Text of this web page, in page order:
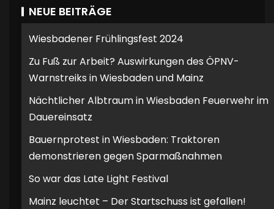
NEUE BEITRÄGE
Wiesbadener Frühlingsfest 2024
Zu Fuß zur Arbeit? Auswirkungen des ÖPNV-
Warnstreiks in Wiesbaden und Mainz
Nächtlicher Albtraum in Wiesbaden Feuerwehr im
Dauereinsatz
Bauernprotest in Wiesbaden: Traktoren
demonstrieren gegen Sparmaßnahmen
So war das Late Light Festival
Mainz leuchtet – Der Startschuss ist gefallen!